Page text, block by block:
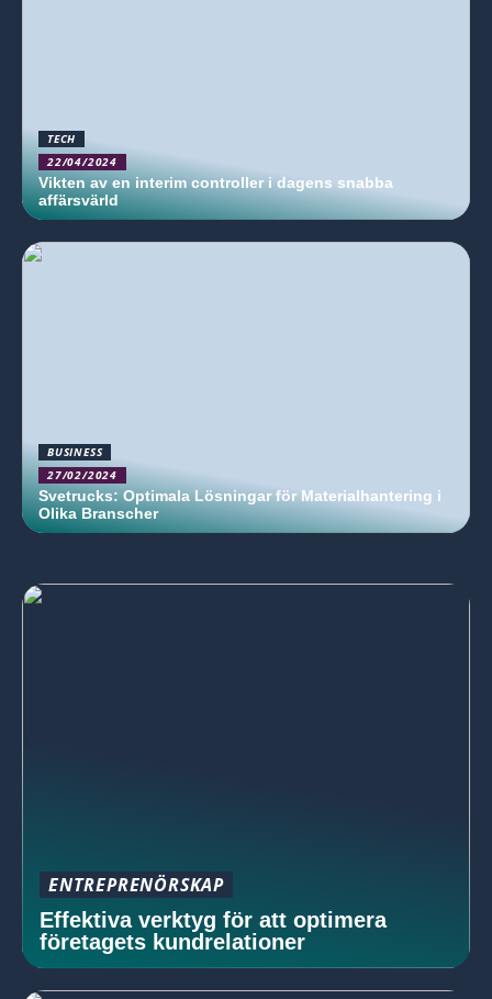
TECH
22/04/2024
Vikten av en interim controller i dagens snabba
affärsvärld
BUSINESS
27/02/2024
Svetrucks: Optimala Lösningar för Materialhantering i
Olika Branscher
ENTREPRENÖRSKAP
Effektiva verktyg för att optimera
företagets kundrelationer